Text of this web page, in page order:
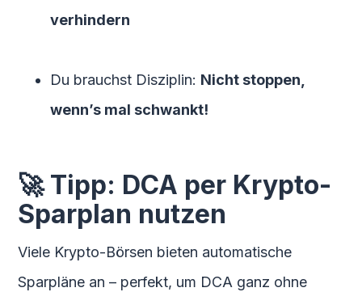
verhindern
Du brauchst Disziplin: Nicht stoppen,
wenn’s mal schwankt!
🚀 Tipp: DCA per Krypto-
Sparplan nutzen
Viele Krypto-Börsen bieten automatische
Sparpläne an – perfekt, um DCA ganz ohne